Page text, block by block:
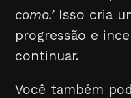
como.’Isso cria
progressão e
continuar.
Você também